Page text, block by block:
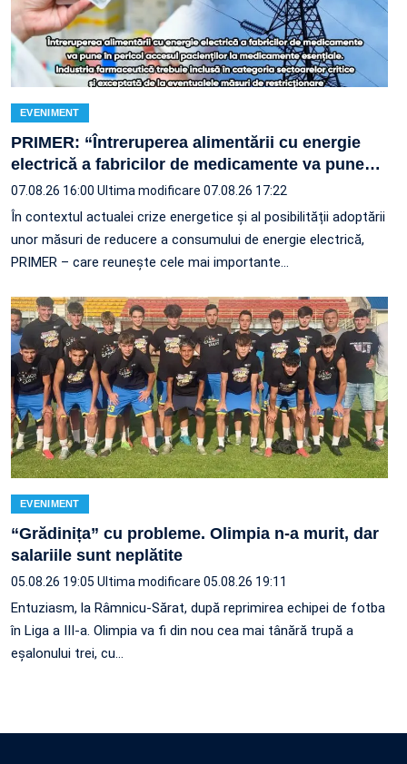
EVENIMENT
PRIMER: “Întreruperea alimentării cu energie
electrică a fabricilor de medicamente va pune…
07.08.26 16:00 Ultima modificare 07.08.26 17:22
În contextul actualei crize energetice și al posibilității adoptării
unor măsuri de reducere a consumului de energie electrică,
PRIMER – care reuneşte cele mai importante…
EVENIMENT
“Grădinița” cu probleme. Olimpia n-a murit, dar
salariile sunt neplătite
05.08.26 19:05 Ultima modificare 05.08.26 19:11
Entuziasm, la Râmnicu-Sărat, după reprimirea echipei de fotba
în Liga a III-a. Olimpia va fi din nou cea mai tânără trupă a
eșalonului trei, cu…